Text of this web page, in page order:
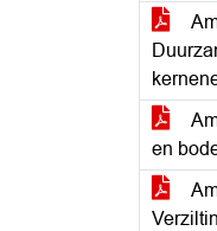
en